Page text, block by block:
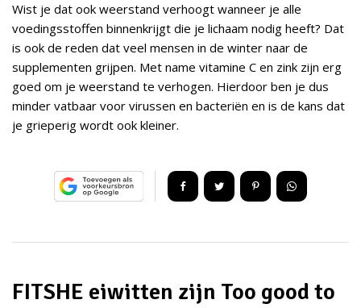
Wist je dat ook weerstand verhoogt wanneer je alle
voedingsstoffen binnenkrijgt die je lichaam nodig heeft? Dat
is ook de reden dat veel mensen in de winter naar de
supplementen grijpen. Met name vitamine C en zink zijn erg
goed om je weerstand te verhogen. Hierdoor ben je dus
minder vatbaar voor virussen en bacteriën en is de kans dat
je grieperig wordt ook kleiner.
FITSHE eiwitten zijn Too good to